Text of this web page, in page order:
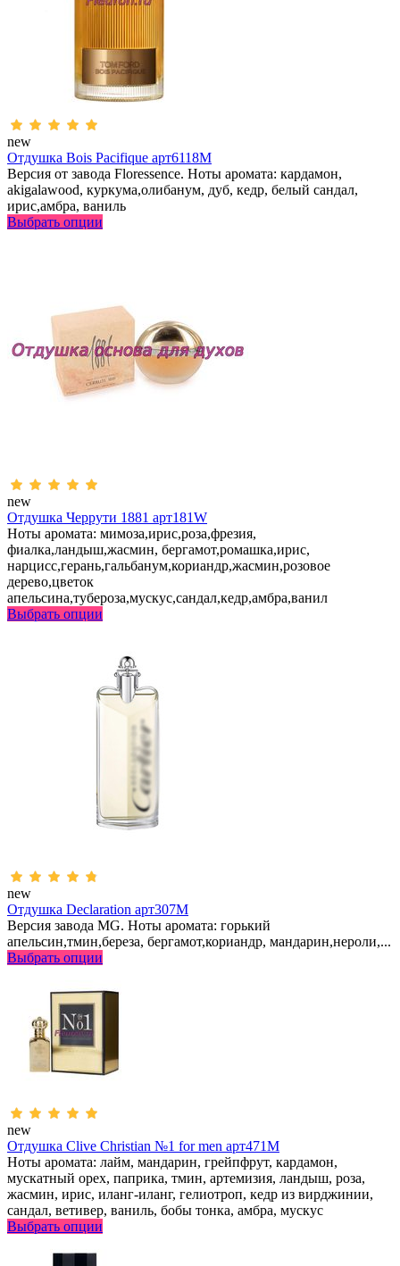
new
Отдушка Bois Pacifique арт6118M
Версия от завода Floressence. Ноты аромата: кардамон,
akigalawood, куркума,олибанум, дуб, кедр, белый сандал,
ирис,амбра, ваниль
Выбрать опции
new
Отдушка Черрути 1881 арт181W
Ноты аромата: мимоза,ирис,роза,фрезия,
фиалка,ландыш,жасмин, бергамот,ромашка,ирис,
нарцисс,герань,гальбанум,кориандр,жасмин,розовое
дерево,цветок
апельсина,тубероза,мускус,сандал,кедр,амбра,ванил
Выбрать опции
new
Отдушка Declaration арт307M
Версия завода MG. Ноты аромата: горький
апельсин,тмин,береза, бергамот,кориандр, мандарин,нероли,...
Выбрать опции
new
Отдушка Clive Christian №1 for men арт471M
Ноты аромата: лайм, мандарин, грейпфрут, кардамон,
мускатный орех, паприка, тмин, артемизия, ландыш, роза,
жасмин, ирис, иланг-иланг, гелиотроп, кедр из вирджинии,
сандал, ветивер, ваниль, бобы тонка, амбра, мускус
Выбрать опции